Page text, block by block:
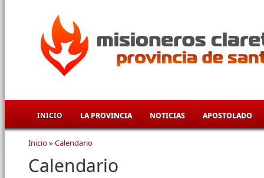
INICIO LA PROVINCIA NOTICIAS APOSTOLADO
Se encuentra usted aquí
Inicio» Calendario
Calendario